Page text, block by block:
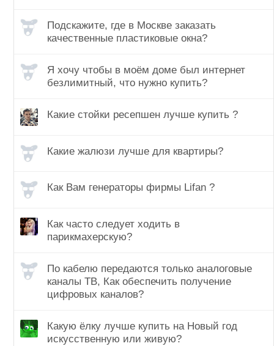
Подскажите, где в Москве заказать
качественные пластиковые окна?
Я хочу чтобы в моём доме был интернет
безлимитный, что нужно купить?
Какие стойки ресепшен лучше купить ?
Какие жалюзи лучше для квартиры?
Как Вам генераторы фирмы Lifan ?
Как часто следует ходить в
парикмахерскую?
По кабелю передаются только аналоговые
каналы ТВ, Как обеспечить получение
цифровых каналов?
Какую ёлку лучше купить на Новый год
искусственную или живую?